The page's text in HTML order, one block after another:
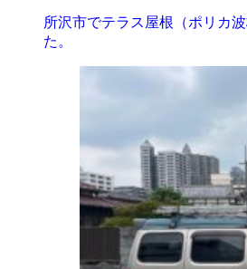
所沢市でテラス屋根（ポリカ
た。